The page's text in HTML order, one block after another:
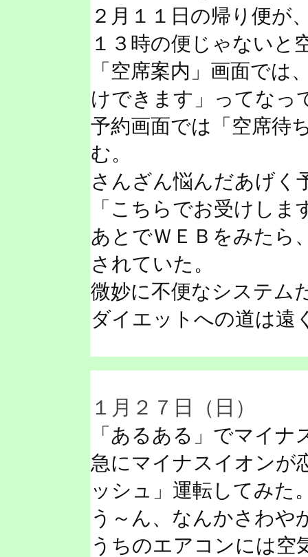
２月１１日の帰り便が
１３時の便じゃないと
「空席案内」画面では
けできます」ってなっ
予約画面では「空席待
む。
さんざん悩んだあげく
「こちらでお受けしま
あとでＷＥＢをみたら
されていた。
微妙に不便なシステム
ダイエットへの道は遠
１月２７日（日）
「あるある」でマイ
急にマイナスイオンが
ッシュ」運転してみた
う～ん、なんかさわや
うちのエアコンには空